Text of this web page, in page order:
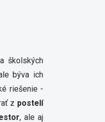
školských
býva ich
riešenie -
z postelí
, ale aj